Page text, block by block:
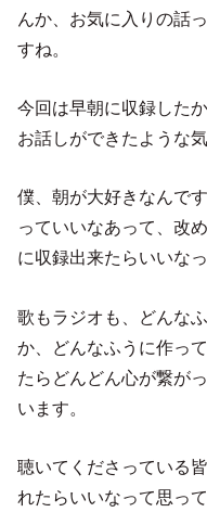
んか、お気に入りの話
すね。
今回は早朝に収録した
お話しができたような気
僕、朝が大好きなんで
っていいなあって、改
に収録出来たらいいな
歌もラジオも、どんな
か、どんなふうに作っ
たらどんどん心が繋が
います。
聴いてくださっている
れたらいいなって思って